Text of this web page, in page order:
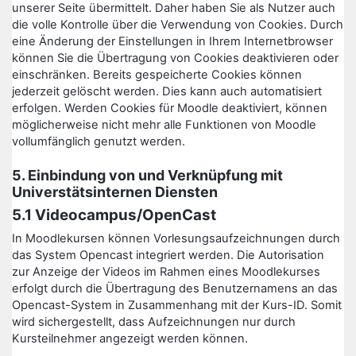
unserer Seite übermittelt. Daher haben Sie als Nutzer auch
die volle Kontrolle über die Verwendung von Cookies. Durch
eine Änderung der Einstellungen in Ihrem Internetbrowser
können Sie die Übertragung von Cookies deaktivieren oder
einschränken. Bereits gespeicherte Cookies können
jederzeit gelöscht werden. Dies kann auch automatisiert
erfolgen. Werden Cookies für Moodle deaktiviert, können
möglicherweise nicht mehr alle Funktionen von Moodle
vollumfänglich genutzt werden.
5. Einbindung von und Verknüpfung mit
Universtätsinternen Diensten
5.1 Videocampus/OpenCast
In Moodlekursen können Vorlesungsaufzeichnungen durch
das System Opencast integriert werden. Die Autorisation
zur Anzeige der Videos im Rahmen eines Moodlekurses
erfolgt durch die Übertragung des Benutzernamens an das
Opencast-System in Zusammenhang mit der Kurs-ID. Somit
wird sichergestellt, dass Aufzeichnungen nur durch
Kursteilnehmer angezeigt werden können.